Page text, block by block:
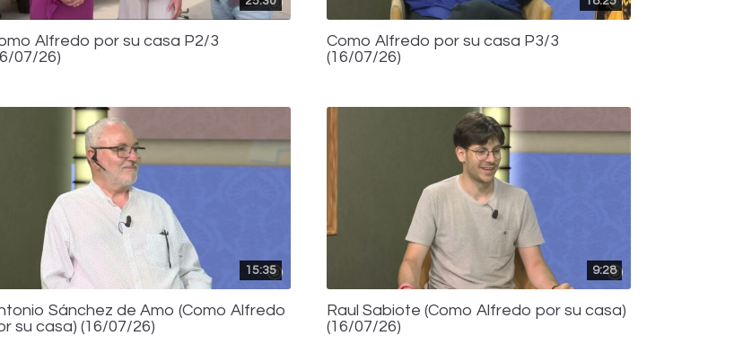
Alfredo por su casa P2/3
07/26)
Como Alfredo por su casa P3/3
(16/07/26)
15:35
Sánchez de Amo (Como Alfredo
su casa) (16/07/26)
9:28
Raul Sabiote (Como Alfredo por su casa)
(16/07/26)